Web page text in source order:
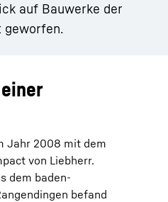
auf Bauwerke der
geworfen.
Jahr 2008 mit dem
von Liebherr.
dem baden-
befand